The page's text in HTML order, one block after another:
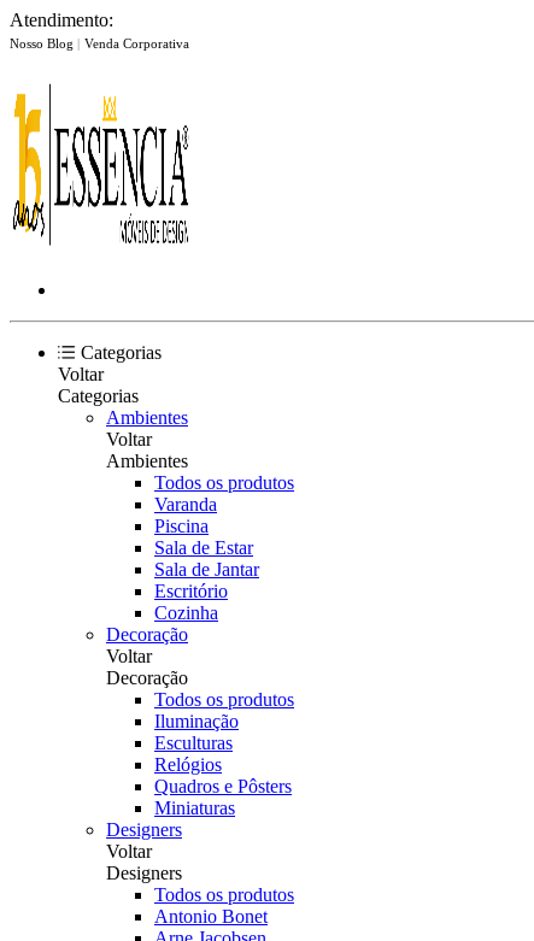
Atendimento:
Nosso Blog | Venda Corporativa
Categorias
Voltar
Categorias
Ambientes
Voltar
Ambientes
Todos os produtos
Varanda
Piscina
Sala de Estar
Sala de Jantar
Escritório
Cozinha
Decoração
Voltar
Decoração
Todos os produtos
Iluminação
Esculturas
Relógios
Quadros e Pôsters
Miniaturas
Designers
Voltar
Designers
Todos os produtos
Antonio Bonet